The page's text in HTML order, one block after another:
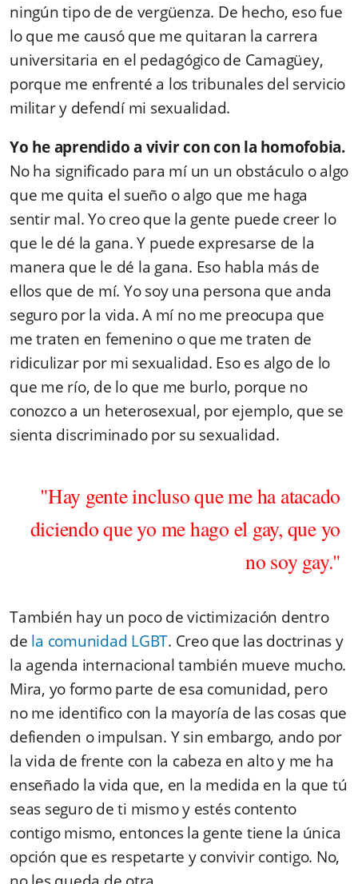
ningún tipo de de vergüenza. De hecho, eso fue
lo que me causó que me quitaran la carrera
universitaria en el pedagógico de Camagüey,
porque me enfrenté a los tribunales del servicio
militar y defendí mi sexualidad.
Yo he aprendido a vivir con con la homofobia.
No ha significado para mí un un obstáculo o algo
que me quita el sueño o algo que me haga
sentir mal. Yo creo que la gente puede creer lo
que le dé la gana. Y puede expresarse de la
manera que le dé la gana. Eso habla más de
ellos que de mí. Yo soy una persona que anda
seguro por la vida. A mí no me preocupa que
me traten en femenino o que me traten de
ridiculizar por mi sexualidad. Eso es algo de lo
que me río, de lo que me burlo, porque no
conozco a un heterosexual, por ejemplo, que se
sienta discriminado por su sexualidad.
"Hay gente incluso que me ha atacado
diciendo que yo me hago el gay, que yo
no soy gay."
También hay un poco de victimización dentro
de la comunidad LGBT. Creo que las doctrinas y
la agenda internacional también mueve mucho.
Mira, yo formo parte de esa comunidad, pero
no me identifico con la mayoría de las cosas que
defienden o impulsan. Y sin embargo, ando por
la vida de frente con la cabeza en alto y me ha
enseñado la vida que, en la medida en la que tú
seas seguro de ti mismo y estés contento
contigo mismo, entonces la gente tiene la única
opción que es respetarte y convivir contigo. No,